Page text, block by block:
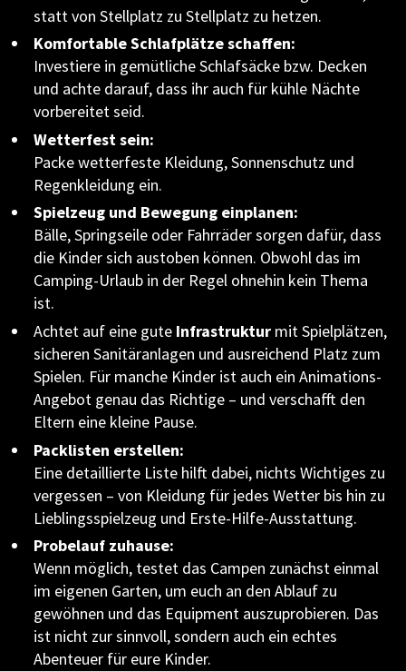
statt von Stellplatz zu Stellplatz zu hetzen.
Komfortable Schlafplätze schaffen:
Investiere in gemütliche Schlafsäcke bzw. Decken
und achte darauf, dass ihr auch für kühle Nächte
vorbereitet seid.
Wetterfest sein:
Packe wetterfeste Kleidung, Sonnenschutz und
Regenkleidung ein.
Spielzeug und Bewegung einplanen:
Bälle, Springseile oder Fahrräder sorgen dafür, dass
die Kinder sich austoben können. Obwohl das im
Camping-Urlaub in der Regel ohnehin kein Thema
ist.
Achtet auf eine gute Infrastruktur mit Spielplätzen,
sicheren Sanitäranlagen und ausreichend Platz zum
Spielen. Für manche Kinder ist auch ein Animations-
Angebot genau das Richtige – und verschafft den
Eltern eine kleine Pause.
Packlisten erstellen:
Eine detaillierte Liste hilft dabei, nichts Wichtiges zu
vergessen – von Kleidung für jedes Wetter bis hin zu
Lieblingsspielzeug und Erste-Hilfe-Ausstattung.
Probelauf zuhause:
Wenn möglich, testet das Campen zunächst einmal
im eigenen Garten, um euch an den Ablauf zu
gewöhnen und das Equipment auszuprobieren. Das
ist nicht zur sinnvoll, sondern auch ein echtes
Abenteuer für eure Kinder.